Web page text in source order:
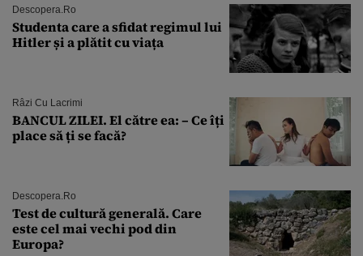
Descopera.ro
Studenta care a sfidat regimul lui
Hitler și a plătit cu viața
Râzi Cu Lacrimi
BANCUL ZILEI. El către ea: – Ce îți
place să ți se facă?
Descopera.ro
Test de cultură generală. Care
este cel mai vechi pod din
Europa?